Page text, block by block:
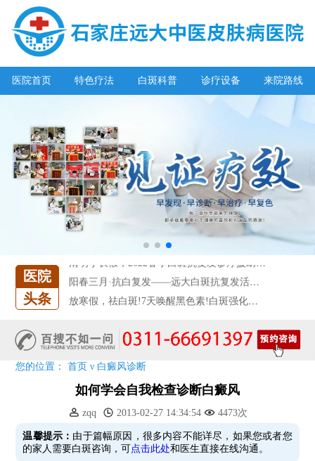
医院首页 特色疗法 白斑科普 诊疗设备 来院路线
医院
头条
7天唤醒黑色素，寒假不留白 体面迎新年!
特邀原清华大学第一附属医院皮肤科主任28-29日来院会诊
预约从速!远大白转黑分享活动即将开幕!特邀北京专家来院坐诊!
恭贺伍德镜检查系统成功落户!暑期超强福利点击领取!
【世界白癜风日】白斑0元普查，更有多重福利千万别错过!
欢乐六一 “粽”享端午——彩绘童画世界 留住美丽瞬间
清明小长假，2022春季白斑抗复发诊疗援助活动开启!
阳春三月·抗白复发——远大白斑抗复发活动开启!
放寒假，祛白斑!7天唤醒黑色素!白斑强化诊疗进行中!
特邀原清华大学第一附属医院皮肤科主任28-29日来院会诊
您的位置：首页 ν 白癜风诊断
如何学会自我检查诊断白癜风
zqq 2013-02-27 14:34:54 4473次
温馨提示： 由于篇幅原因，很多内容不能详尽，如果您或者您
的家人需要白斑咨询，可点击此处和医生直接在线沟通。